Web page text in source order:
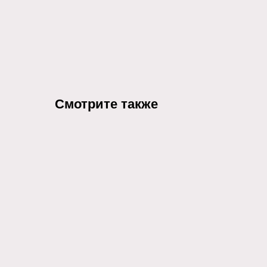
Смотрите также